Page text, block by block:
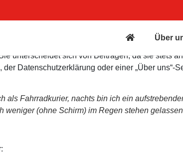
Über
unterscheidet sich von Beiträgen, da sie stets
der Datenschutzerklärung oder einer „Über
als Fahrradkurier, nachts bin ich ein
weniger (ohne Schirm) im Regen stehen